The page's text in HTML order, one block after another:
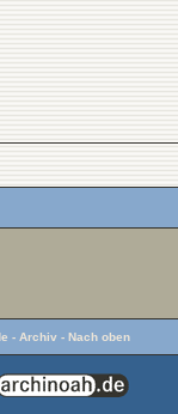
- Archiv - Nach oben